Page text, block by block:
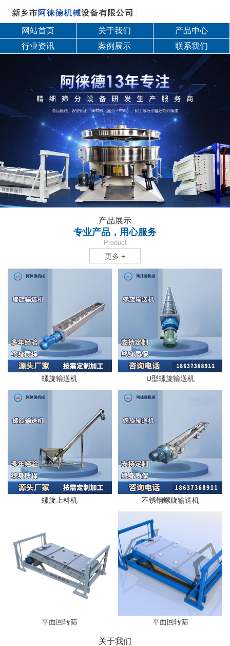
网站首页 关于我们
产品中心
行业资讯
案例展示 联系我们
产品展示
专业产品，用心服务
Product
更多 +
螺旋输送机 U型螺旋输送机
螺旋上料机 不锈钢螺旋输送机
平面回转筛 平面回转筛
关于我们